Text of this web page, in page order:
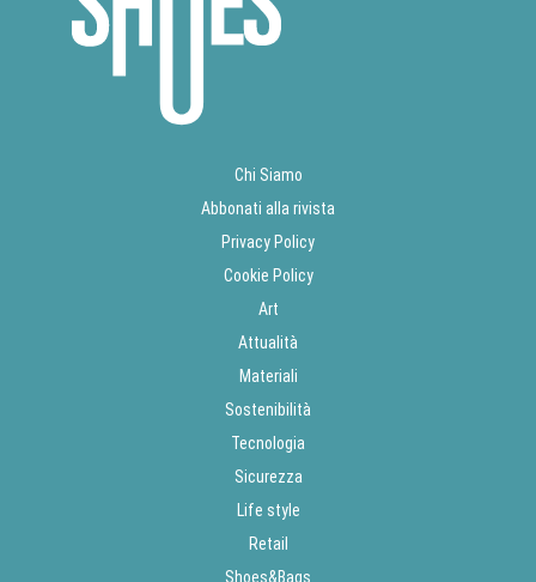
Chi Siamo
Abbonati alla rivista
Privacy Policy
Cookie Policy
Art
Attualità
Materiali
Sostenibilità
Tecnologia
Sicurezza
Life style
Retail
Shoes&Bags